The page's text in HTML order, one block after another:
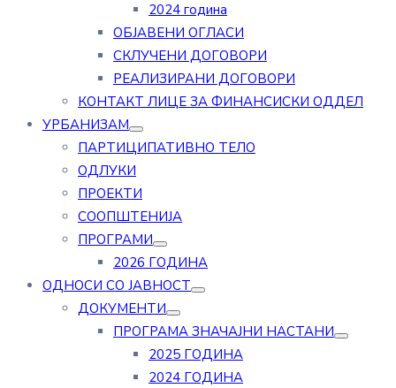
2024 година
ОБЈАВЕНИ ОГЛАСИ
СКЛУЧЕНИ ДОГОВОРИ
РЕАЛИЗИРАНИ ДОГОВОРИ
КОНТАКТ ЛИЦЕ ЗА ФИНАНСИСКИ ОДДЕЛ
УРБАНИЗАМ
ПАРТИЦИПАТИВНО ТЕЛО
ОДЛУКИ
ПРОЕКТИ
СООПШТЕНИЈА
ПРОГРАМИ
2026 ГОДИНА
ОДНОСИ СО ЈАВНОСТ
ДОКУМЕНТИ
ПРОГРАМА ЗНАЧАЈНИ НАСТАНИ
2025 ГОДИНА
2024 ГОДИНА